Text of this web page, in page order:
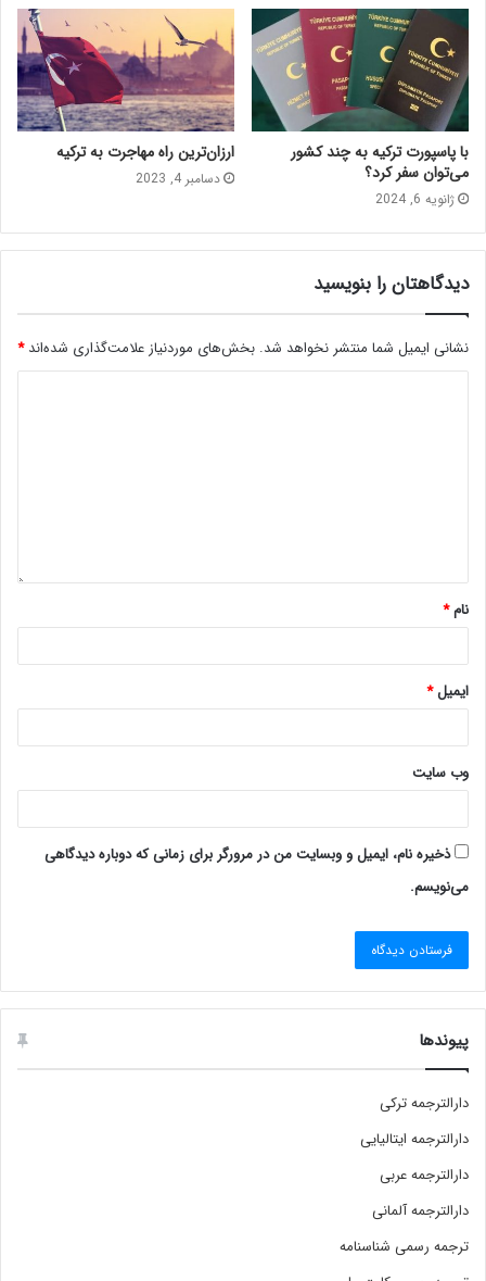
با پاسپورت ترکیه به چند کشور
می‌توان سفر کرد؟
ژانویه 6, 2024
ارزان‌ترین راه مهاجرت به ترکیه
دسامبر 4, 2023
دیدگاهتان را بنویسید
نشانی ایمیل شما منتشر نخواهد شد. بخش‌های موردنیاز علامت‌گذاری شده‌اند*
نام*
ایمیل*
وب‌ سایت
ذخیره نام، ایمیل و وبسایت من در مرورگر برای زمانی که دوباره دیدگاهی
می‌نویسم.
پیوندها
دارالترجمه ترکی
دارالترجمه ایتالیایی
دارالترجمه عربی
دارالترجمه آلمانی
ترجمه رسمی شناسنامه